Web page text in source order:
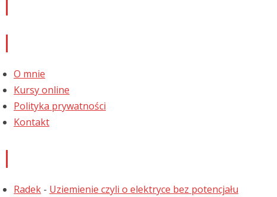
O mnie
Kursy online
Polityka prywatności
Kontakt
Radek - Uziemienie czyli o elektryce bez potencjału